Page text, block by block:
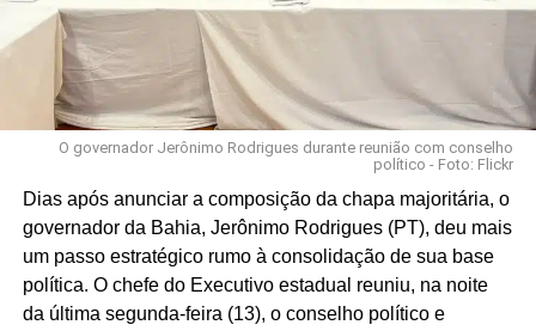
O governador Jerônimo Rodrigues durante reunião com conselho
político - Foto: Flickr
Dias após anunciar a composição da chapa majoritária, o
governador da Bahia, Jerônimo Rodrigues (PT), deu mais
um passo estratégico rumo à consolidação de sua base
política. O chefe do Executivo estadual reuniu, na noite
da última segunda-feira (13), o conselho político e